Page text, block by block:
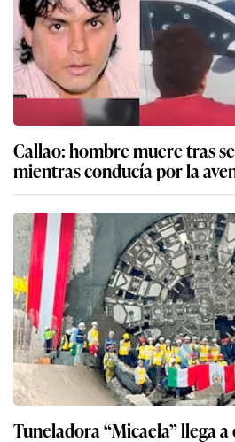
Callao: hombre muere tras
mientras conducía por la
Tuneladora “Micaela” llega